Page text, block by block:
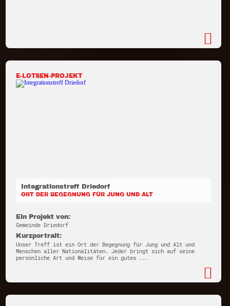
E-LOTSEN-PROJEKT
Integrationstreff Driedorf
ORT DER BEGEGNUNG FÜR JUNG UND ALT
Ein Projekt von:
Gemeinde Driedorf
Kurzportrait:
Unser Treff ist ein Ort der Begegnung für Jung und Alt und
Menschen aller Nationalitäten. Jeder bringt sich auf seine
persönliche Art und Weise für ein gutes ...